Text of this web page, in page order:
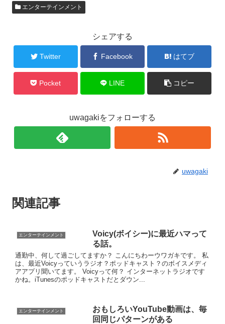
エンターテインメント
シェアする
Twitter Facebook はてブ
Pocket LINE コピー
uwagakiをフォローする
uwagaki
関連記事
エンターテインメント
Voicy(ボイシー)に最近ハマって
る話。
通勤中、何して過ごしてますか？ こんにちわーウワガキです。 私
は、最近Voicyっていうラジオ？ポッドキャスト？のボイスメディ
アアプリ聞いてます。 Voicyって何？ インターネットラジオです
かね。iTunesのポッドキャストだとダウン...
エンターテインメント
おもしろいYouTube動画は、毎
回同じパターンがある